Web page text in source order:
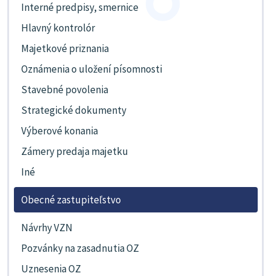
Interné predpisy, smernice
Hlavný kontrolór
Majetkové priznania
Oznámenia o uložení písomnosti
Stavebné povolenia
Strategické dokumenty
Výberové konania
Zámery predaja majetku
Iné
Obecné zastupiteľstvo
Návrhy VZN
Pozvánky na zasadnutia OZ
Uznesenia OZ